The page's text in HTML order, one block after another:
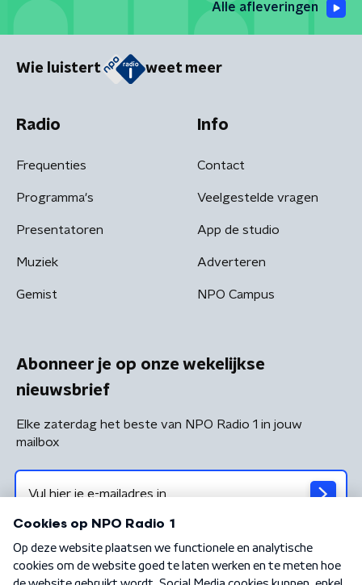
Alle afleveringen
Wie luistert weet meer
Radio
Frequenties
Programma's
Presentatoren
Muziek
Gemist
Info
Contact
Veelgestelde vragen
App de studio
Adverteren
NPO Campus
Abonneer je op onze wekelijkse
nieuwsbrief
Elke zaterdag het beste van NPO Radio 1 in jouw
mailbox